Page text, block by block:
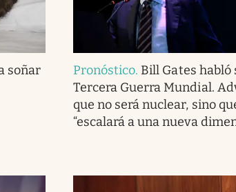
soñar
Pronóstico. Bill Gates habló
Tercera Guerra Mundial.
que no será nuclear, sino
“escalará a una nueva